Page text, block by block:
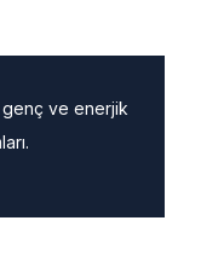
genç ve enerjik